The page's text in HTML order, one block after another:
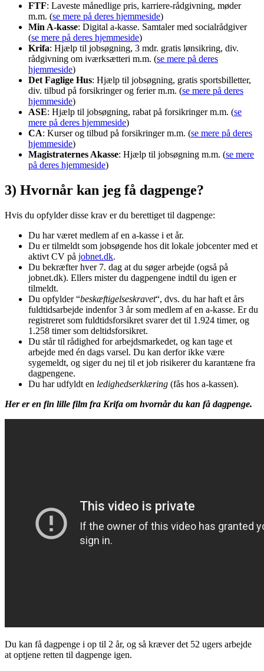
FTF: Laveste månedlige pris, karriere-rådgivning, møder
m.m. (se mere på deres hjemmeside)
Min A-kasse: Digital a-kasse. Samtaler med socialrådgiver
(se mere på deres hjemmeside)
Krifa: Hjælp til jobsøgning, 3 mdr. gratis lønsikring, div.
rådgivning om iværksætteri m.m. (se mere på deres
hjemmeside)
Det Faglige Hus: Hjælp til jobsøgning, gratis sportsbilletter,
div. tilbud på forsikringer og ferier m.m. (se mere på deres
hjemmeside)
ASE: Hjælp til jobsøgning, rabat på forsikringer m.m. (se
mere på deres hjemmeside)
CA: Kurser og tilbud på forsikringer m.m. (se mere på deres
hjemmeside)
Magistraternes Akasse: Hjælp til jobsøgning m.m. (se mere
på deres hjemmeside)
3) Hvornår kan jeg få dagpenge?
Hvis du opfylder disse krav er du berettiget til dagpenge:
Du har været medlem af en a-kasse i et år.
Du er tilmeldt som jobsøgende hos dit lokale jobcenter med et
aktivt CV på jobnet.dk.
Du bekræfter hver 7. dag at du søger arbejde (også på
jobnet.dk). Ellers mister du dagpengene indtil du igen er
tilmeldt.
Du opfylder “beskæftigelseskravet“, dvs. du har haft et års
fuldtidsarbejde indenfor 3 år som medlem af en a-kasse. Er du
registreret som fuldtidsforsikret svarer det til 1.924 timer, og
1.258 timer som deltidsforsikret.
Du står til rådighed for arbejdsmarkedet, og kan tage et
arbejde med én dags varsel. Du kan derfor ikke være
sygemeldt, og siger du nej til et job risikerer du karantæne fra
dagpengene.
Du har udfyldt en ledighedserklæring (fås hos a-kassen).
Her er en fin lille film fra Krifa om hvornår du kan få dagpenge.
Du kan få dagpenge i op til 2 år, og så kræver det 52 ugers arbejde
at optjene retten til dagpenge igen.